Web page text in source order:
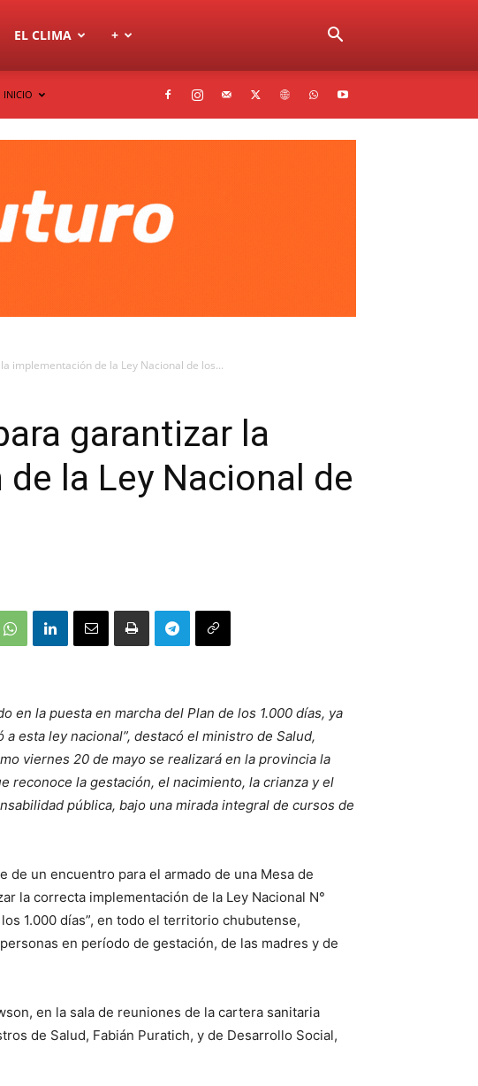
EL CLIMA +
INICIO
implementación de la Ley Nacional de los...
garantizar la
la Ley Nacional de
en la puesta en marcha del Plan de los 1.000 días, ya
esta ley nacional”, destacó el ministro de Salud,
viernes 20 de mayo se realizará en la provincia la
reconoce la gestación, el nacimiento, la crianza y el
pública, bajo una mirada integral de cursos de
de un encuentro para el armado de una Mesa de
la correcta implementación de la Ley Nacional N°
1.000 días”, en todo el territorio chubutense,
en período de gestación, de las madres y de
en la sala de reuniones de la cartera sanitaria
de Salud, Fabián Puratich, y de Desarrollo Social,